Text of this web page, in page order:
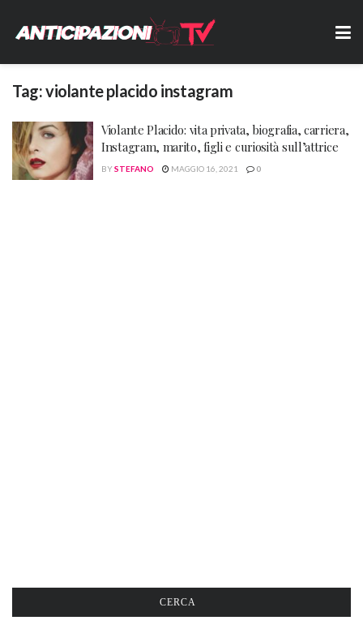
Tag:violante placido instagram
Violante Placido: vita privata, biografia, carriera,
Instagram, marito, figli e curiosità sull’attrice
BYSTEFANO MAGGIO 16, 2021 0
CERCA